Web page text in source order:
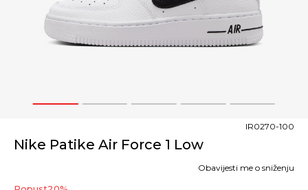
1 2 3 4 5
Nike Patike Air Force 1 Low
IR0270-100
Obavijesti me o sniženju